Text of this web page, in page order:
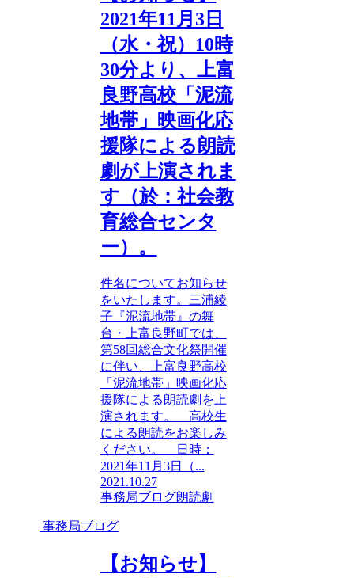
2021年11月3日
（水・祝）10時
30分より、上富
良野高校「泥流
地帯」映画化応
援隊による朗読
劇が上演されま
す（於：社会教
育総合センタ
ー）。
件名についてお知らせ
をいたします。三浦綾
子『泥流地帯』の舞
台・上富良野町では、
第58回総合文化祭開催
に伴い、上富良野高校
「泥流地帯」映画化応
援隊による朗読劇を上
演されます。 高校生
による朗読をお楽しみ
ください。 日時：
2021年11月3日（...
2021.10.27
事務局ブログ朗読劇
事務局ブログ
【お知らせ】